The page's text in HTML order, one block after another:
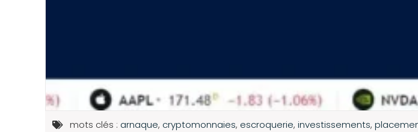
mots clés : arnaque, cryptomonnaies, escroquerie, investissements,